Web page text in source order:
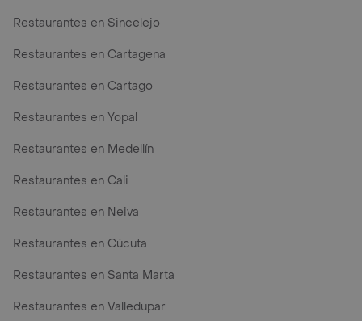
Restaurantes en Sincelejo
Restaurantes en Cartagena
Restaurantes en Cartago
Restaurantes en Yopal
Restaurantes en Medellín
Restaurantes en Cali
Restaurantes en Neiva
Restaurantes en Cúcuta
Restaurantes en Santa Marta
Restaurantes en Valledupar